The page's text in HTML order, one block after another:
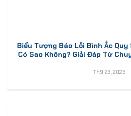
Biểu Tượng Báo Lỗi Bình Ắc Quy
Có Sao Không? Giải Đáp Từ
Th9 23, 2025